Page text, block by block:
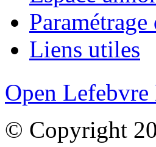
Liens utiles
Open
© Copyright